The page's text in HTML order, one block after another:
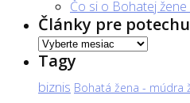
Čo si o Bohatej žene
Články pre
Články
pre
duše
Tagy
biznis Bohatá žena - múdra